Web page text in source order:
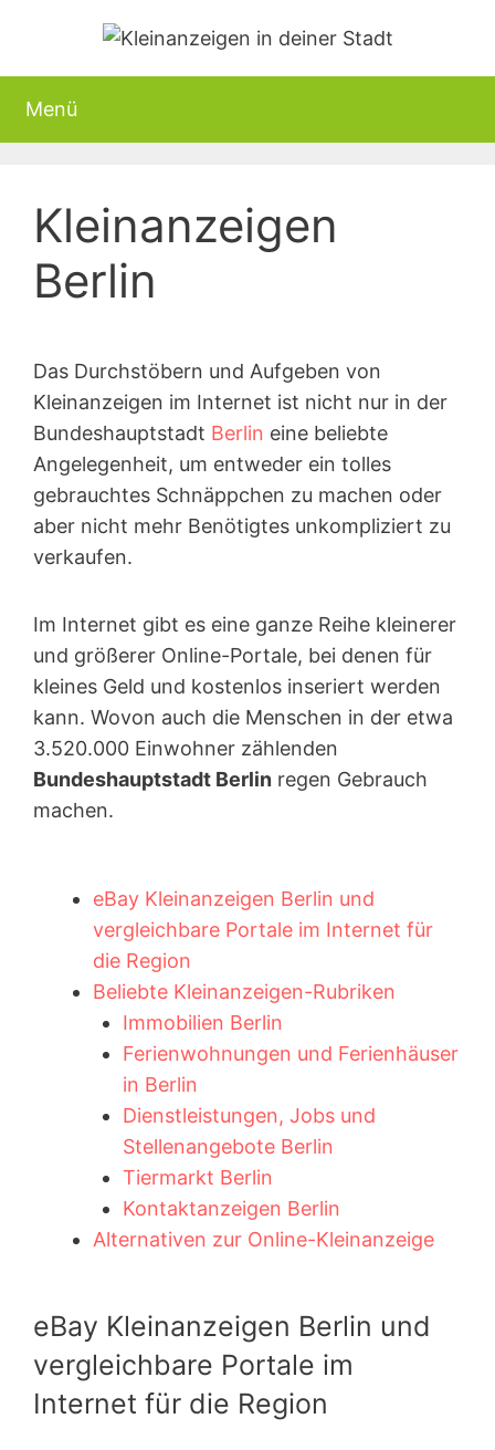
springen
Menü
Kleinanzeigen
Berlin
Das Durchstöbern und Aufgeben von
Kleinanzeigen im Internet ist nicht nur in der
Bundeshauptstadt Berlin eine beliebte
Angelegenheit, um entweder ein tolles
gebrauchtes Schnäppchen zu machen oder
aber nicht mehr Benötigtes unkompliziert zu
verkaufen.
Im Internet gibt es eine ganze Reihe kleinerer
und größerer Online-Portale, bei denen für
kleines Geld und kostenlos inseriert werden
kann. Wovon auch die Menschen in der etwa
3.520.000 Einwohner zählenden
Bundeshauptstadt Berlin regen Gebrauch
machen.
eBay Kleinanzeigen Berlin und
vergleichbare Portale im Internet für
die Region
Beliebte Kleinanzeigen-Rubriken
Immobilien Berlin
Ferienwohnungen und Ferienhäuser
in Berlin
Dienstleistungen, Jobs und
Stellenangebote Berlin
Tiermarkt Berlin
Kontaktanzeigen Berlin
Alternativen zur Online-Kleinanzeige
eBay Kleinanzeigen Berlin und
vergleichbare Portale im
Internet für die Region